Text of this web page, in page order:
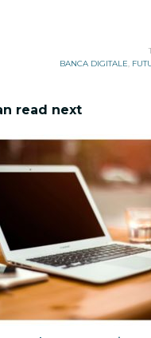
BANCA DIGITALE
read next